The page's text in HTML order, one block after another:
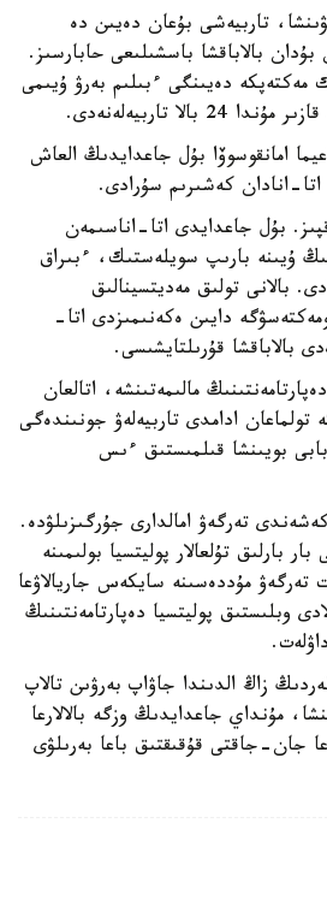
تاربيەشى بۇعان دەيىن دە
بالاباقشا باسشىلىعى حابارسىز.
مەكتەپكە دەيىنگى ءبىلىم بەرۋ ۇيىمى
تاربيەلەنەدى.
امانقوسوۆا بۇل جاعدايدىڭ العاش
انادان كەشىرىم سۇرادى.
بۇل جاعدايدى اتا-اناسىمەن
ۇيىنە بارىپ سويلەستىك، ءبىراق
بالانى تولىق مەديتسينالىق
دايىن ەكەنىمىزدى اتا-
بالاباقشا قۇرىلتايشىسى.
مالىمەتىنشە، اتالعان
تولماعان ادامدى تاربيەلەۋ جونىندەگى
بويىنشا قىلمىستىق ءىس
تەرگەۋ امالدارى جۇرگىزىلۋدە.
بارلىق تۇلعالار پوليتسيا بولىمىنە
تەرگەۋ مۇددەسىنە سايكەس جاريالاۋعا
وبلىستىق پوليتسيا دەپارتامەنتىنىڭ
زاڭ الدىندا جاۋاپ بەرۋىن تالاپ
مۇنداي جاعدايدىڭ وزگە بالالارعا
جان-جاقتى قۇقىقتىق باعا بەرىلۋى